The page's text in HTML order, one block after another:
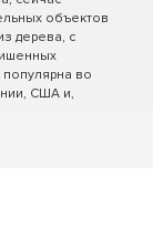
объектов
дерева, с
популярна во
США и,